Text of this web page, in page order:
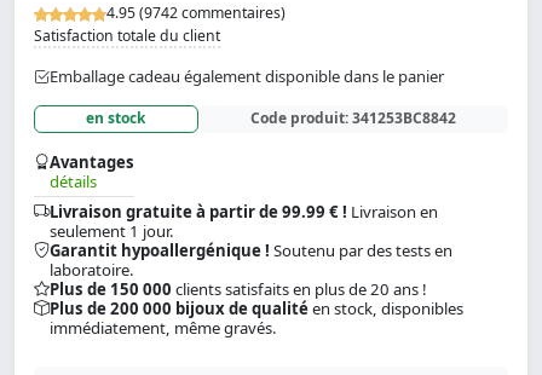
4.95 (9742 commentaires)
Satisfaction totale du client
Emballage cadeau également disponible dans le panier
en stock Code produit:341253BC8842
Avantages
détails
Livraison gratuite à partir de 99.99 € ! Livraison en
seulement 1 jour.
Garantit hypoallergénique ! Soutenu par des tests en
laboratoire.
Plus de 150 000 clients satisfaits en plus de 20 ans !
Plus de 200 000 bijoux de qualitéen stock, disponibles
immédiatement, même gravés.